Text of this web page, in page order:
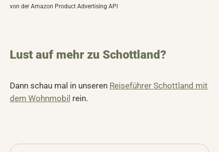
von der Amazon Product Advertising API
Lust auf mehr zu Schottland?
Dann schau mal in unseren Reiseführer Schottland mit
dem Wohnmobil rein.